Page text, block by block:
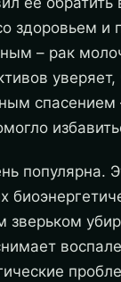
здоровьем и
– рак
популярна.
зверьком